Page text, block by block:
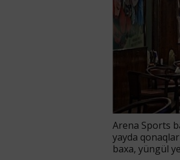
Arena Sports
yayda
baxa, yüngül